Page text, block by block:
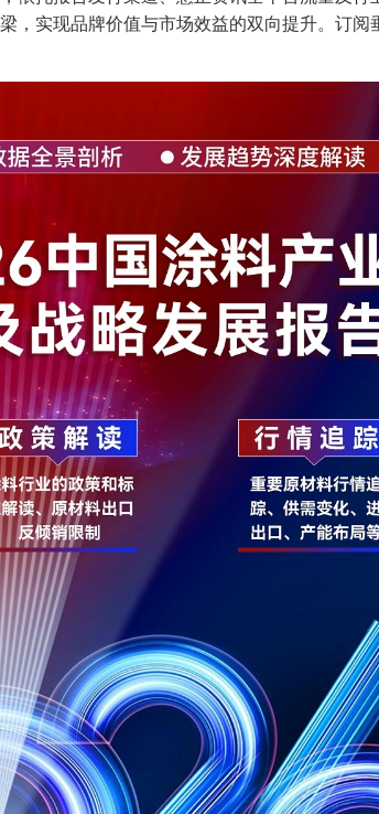
，实现品牌价值与市场效益的双向提升。订阅